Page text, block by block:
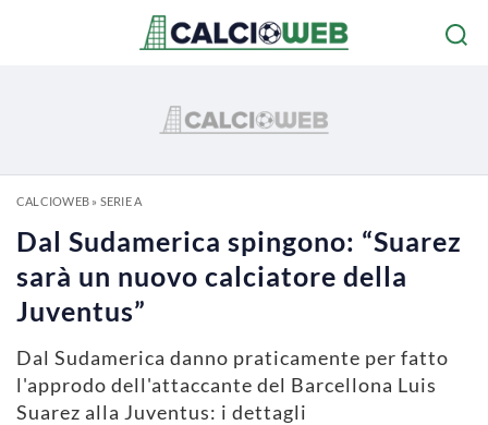
CALCIOWEB» SERIE A
Dal Sudamerica spingono: “Suarez
sarà un nuovo calciatore della
Juventus”
Dal Sudamerica danno praticamente per fatto
l'approdo dell'attaccante del Barcellona Luis
Suarez alla Juventus: i dettagli